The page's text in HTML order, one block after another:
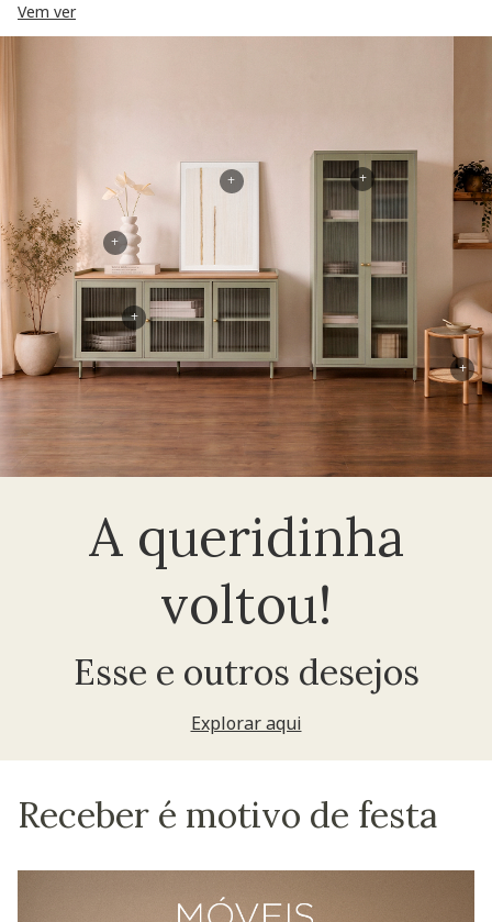
Vem ver
A queridinha
voltou!
Esse e outros desejos
Explorar aqui
+
+
+
+
+
Receber é motivo de festa